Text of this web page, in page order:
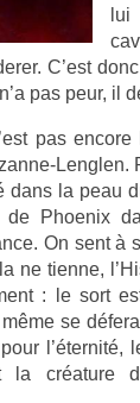
C’est
pas peur, il
pas
la peau
de Phoenix
On sent
ne tien­ne,
: le sort
se
l’éter­nité,
la créature